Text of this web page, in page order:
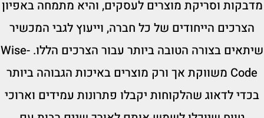
מדבקות וסריקת מוצרים לעסקים, והיא מתמחה באפיון
הצרכים הייחודים של כל חברה, וייעוץ לגבי המכשיר
שיתאים בצורה הטובה ביותר עבור הצרכים הללו. Wise-
Code משווקת אך ורק מוצרים באיכות הגבוהה ביותר
בכדי לדאוג שהלקוחות יקבלו פתרונות עמידים וארוכי